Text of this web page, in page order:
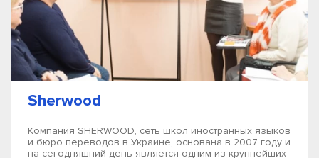
Sherwood
Компания SHERWOOD, сеть школ иностранных языков
и бюро переводов в Украине, основана в 2007 году и
на сегодняшний день является одним из крупнейших